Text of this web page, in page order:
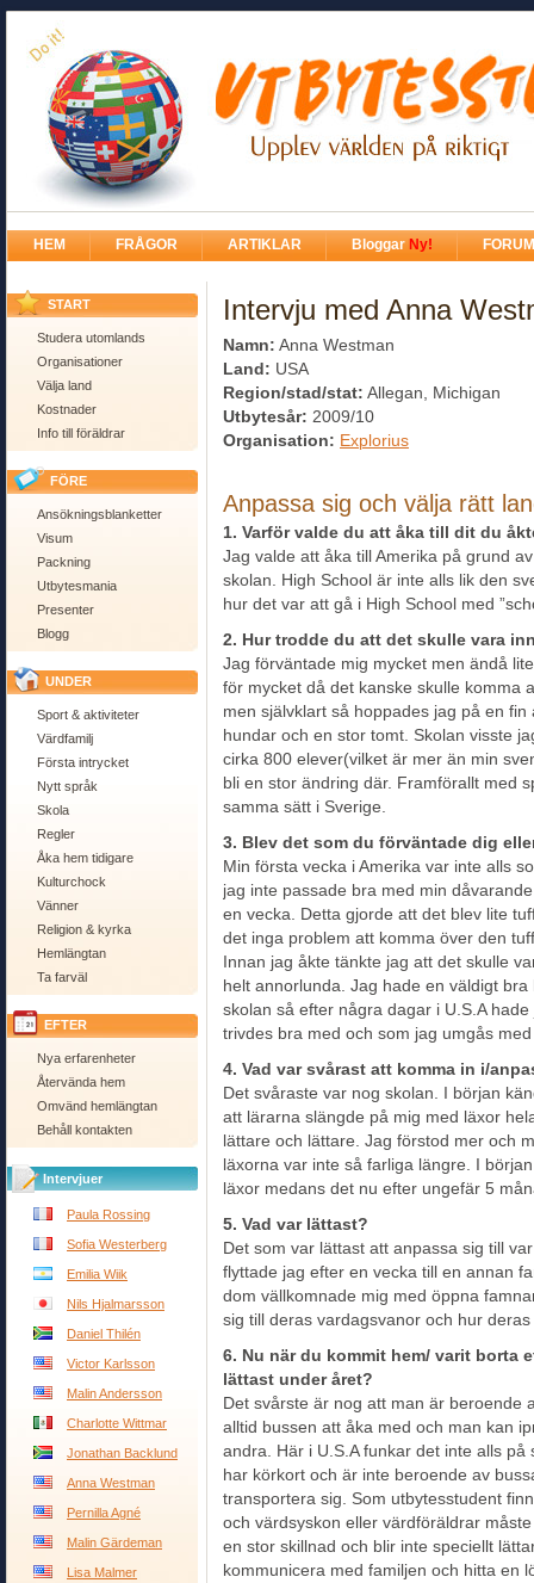
HEM FRÅGOR ARTIKLAR BloggarNy! FORUM
START
Studera utomlands
Organisationer
Välja land
Kostnader
Info till föräldrar
FÖRE
Ansökningsblanketter
Visum
Packning
Utbytesmania
Presenter
Blogg
UNDER
Sport & aktiviteter
Värdfamilj
Första intrycket
Nytt språk
Skola
Regler
Åka hem tidigare
Kulturchock
Vänner
Religion & kyrka
Hemlängtan
Ta farväl
EFTER
Nya erfarenheter
Återvända hem
Omvänd hemlängtan
Behåll kontakten
Intervjuer
Paula Rossing
Sofia Westerberg
Emilia Wiik
Nils Hjalmarsson
Daniel Thilén
Victor Karlsson
Malin Andersson
Charlotte Wittmar
Jonathan Backlund
Anna Westman
Pernilla Agné
Malin Gärdeman
Lisa Malmer
Intervju med Anna
Namn: Anna Westman
Land: USA
Region/stad/stat: Allegan, Michigan
Utbytesår: 2009/10
Organisation: Explorius
Anpassa sig och välja rätt
1. Varför valde du att åka till dit du
Jag valde att åka till Amerika på grund
skolan. High School är inte alls lik den
hur det var att gå i High School med
2. Hur trodde du att det skulle vara
Jag förväntade mig mycket men ändå
för mycket då det kanske skulle komma
men självklart så hoppades jag på en
hundar och en stor tomt. Skolan visste
cirka 800 elever(vilket är mer än min
bli en stor ändring där. Framförallt med
samma sätt i Sverige.
3. Blev det som du förväntade dig
Min första vecka i Amerika var inte alls
jag inte passade bra med min
en vecka. Detta gjorde att det blev lite
det inga problem att komma över den
Innan jag åkte tänkte jag att det skulle
helt annorlunda. Jag hade en väldigt
skolan så efter några dagar i U.S.A
trivdes bra med och som jag umgås
4. Vad var svårast att komma in i/
Det svåraste var nog skolan. I början
att lärarna slängde på mig med läxor
lättare och lättare. Jag förstod mer och
läxorna var inte så farliga längre. I
läxor medans det nu efter ungefär 5
5. Vad var lättast?
Det som var lättast att anpassa sig till
flyttade jag efter en vecka till en annan
dom vällkomnade mig med öppna
sig till deras vardagsvanor och hur
6. Nu när du kommit hem/ varit borta
lättast under året?
Det svårste är nog att man är beroende
alltid bussen att åka med och man kan
andra. Här i U.S.A funkar det inte alls
har körkort och är inte beroende av
transportera sig. Som utbytesstudent
och värdsyskon eller värdföräldrar
en stor skillnad och blir inte speciellt
kommunicera med familjen och hitta en